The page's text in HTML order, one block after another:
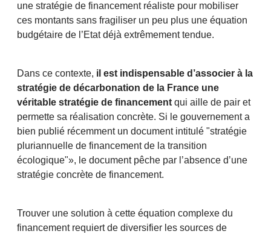
une stratégie de financement réaliste pour mobiliser
ces montants sans fragiliser un peu plus une équation
budgétaire de l’Etat déjà extrêmement tendue.
Dans ce contexte, il est indispensable d’associer à la
stratégie de décarbonation de la France une
véritable stratégie de financement qui aille de pair et
permette sa réalisation concrète. Si le gouvernement a
bien publié récemment un document intitulé "stratégie
pluriannuelle de financement de la transition
écologique"», le document pêche par l’absence d’une
stratégie concrète de financement.
Trouver une solution à cette équation complexe du
financement requiert de diversifier les sources de